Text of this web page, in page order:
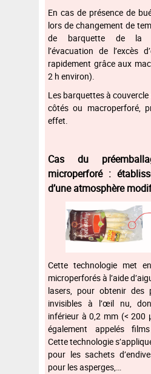
En cas de présence de
lors de changement de
de barquette de la
l’évacuation de l’excès
rapidement grâce aux
2 h environ).
Les barquettes à
côtés ou macroperforé,
effet.
Cas du
microperforé :
d’une atmosphère
Cette technologie met
microperforés à l’aide
lasers, pour obtenir des
invisibles à l’œil nu,
inférieur à 0,2 mm (< 200
également appelés films
Cette technologie
pour les sachets
pour les asperges,…